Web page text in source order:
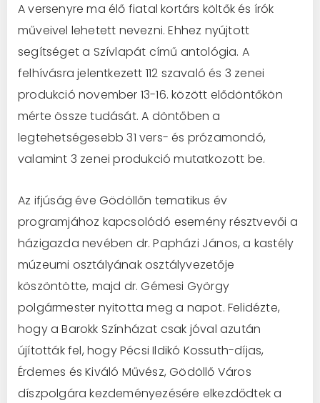
A versenyre ma élő fiatal kortárs költők és írók
műveivel lehetett nevezni. Ehhez nyújtott
segítséget a Szívlapát című antológia. A
felhívásra jelentkezett 112 szavaló és 3 zenei
produkció november 13-16. között elődöntőkön
mérte össze tudását. A döntőben a
legtehetségesebb 31 vers- és prózamondó,
valamint 3 zenei produkció mutatkozott be.
Az ifjúság éve Gödöllőn tematikus év
programjához kapcsolódó esemény résztvevői a
házigazda nevében dr. Papházi János, a kastély
múzeumi osztályának osztályvezetője
köszöntötte, majd dr. Gémesi György
polgármester nyitotta meg a napot. Felidézte,
hogy a Barokk Színházat csak jóval azután
újították fel, hogy Pécsi Ildikó Kossuth-díjas,
Érdemes és Kiváló Művész, Gödöllő Város
díszpolgára kezdeményezésére elkezdődtek a